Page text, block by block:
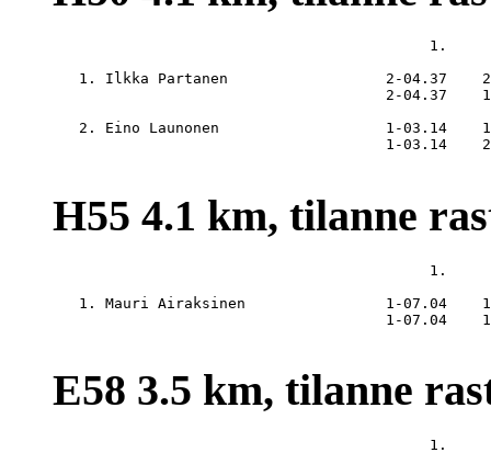
1.
1. Ilkka Partanen                  2-04.37
2-04.37
2. Eino Launonen                   1-03.14
1-03.14
H55 4.1 km, tilanne
1.
1. Mauri Airaksinen                1-07.04
1-07.04
E58 3.5 km, tilanne
1.